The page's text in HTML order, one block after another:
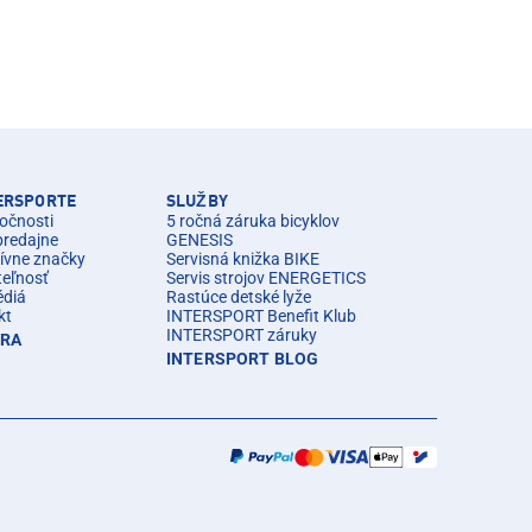
značky
SLUŽBY
5 ročná záruka bicyklov
GENESIS
Servisná knižka BIKE
Servis strojov ENERGETICS
Rastúce detské lyže
INTERSPORT Benefit Klub
INTERSPORT záruky
INTERSPORT BLOG